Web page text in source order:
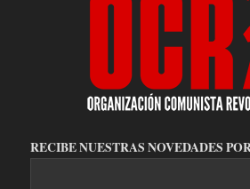
RECIBE NUESTRAS NOVEDADES